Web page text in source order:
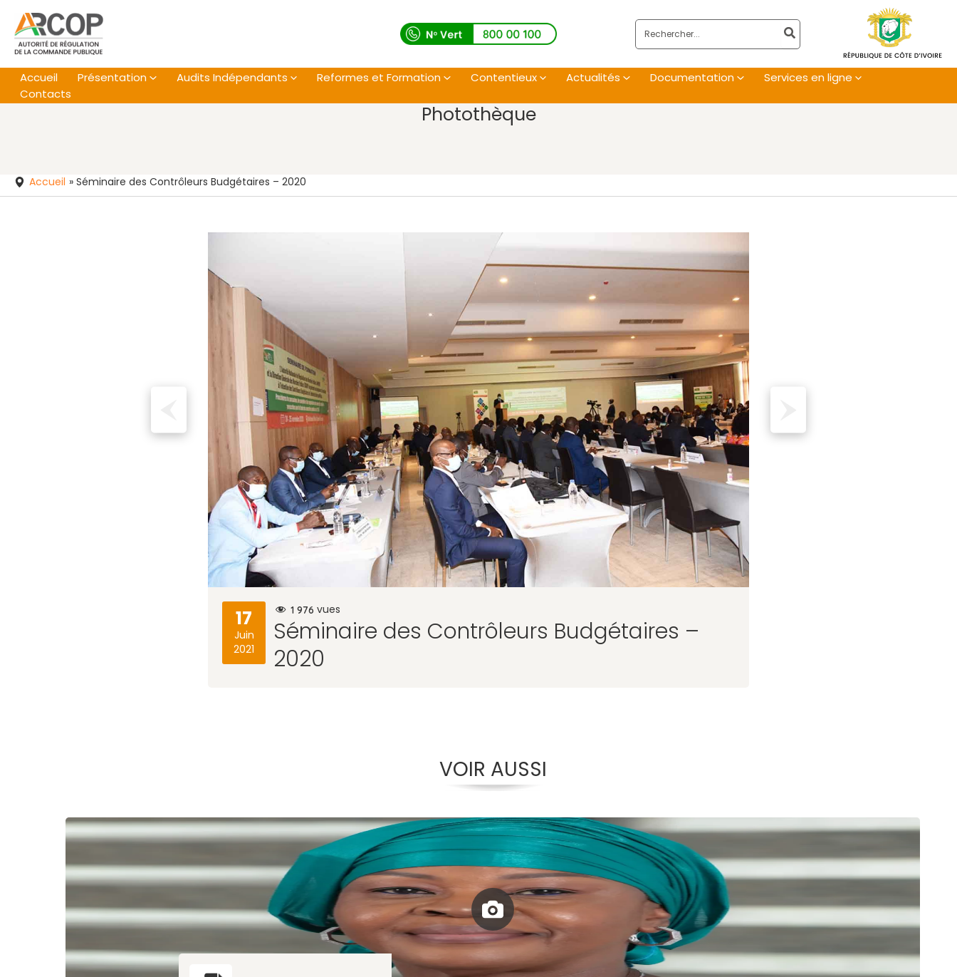
contenu
Rechercher:
Accueil Présentation Audits Indépendants Reformes et Formation Contentieux Actualités Documentation
Services en ligne
Contacts
Photothèque
Accueil » Séminaire des Contrôleurs Budgétaires – 2020
17
Juin
2021
1 976 vues
Séminaire des Contrôleurs Budgétaires –
2020
VOIR AUSSI